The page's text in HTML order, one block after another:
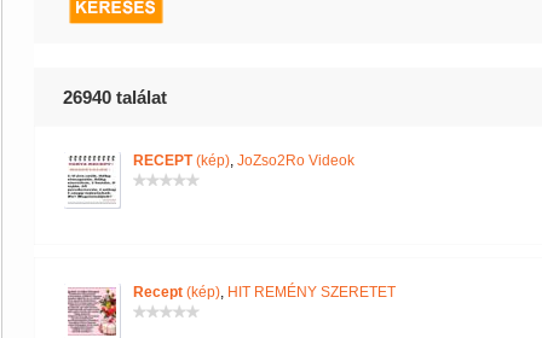
26940 találat
RECEPT(kép), JoZso2Ro Videok
Recept (kép), HIT REMÉNY SZERETET